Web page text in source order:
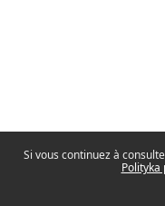
Si vous continuez à
Polityka